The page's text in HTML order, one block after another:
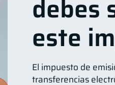
Educación Financiera 1
Retiro Doble
debes
este
El impuesto de
transferencias